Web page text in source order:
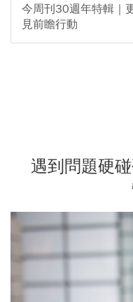
今周刊30週年特輯｜
見前瞻行動
遇到問題硬